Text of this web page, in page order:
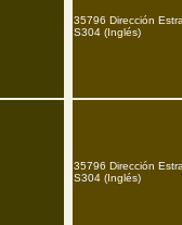
35796 Dirección
S304 (Inglés)
35796 Dirección
S304 (Inglés)